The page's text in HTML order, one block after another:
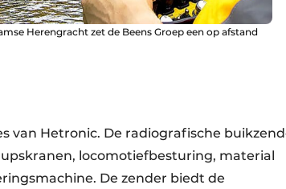
Herengracht zet de Beens Groep een op afstand
van Hetronic. De radiografische
locomotiefbesturing, material
De zender biedt de